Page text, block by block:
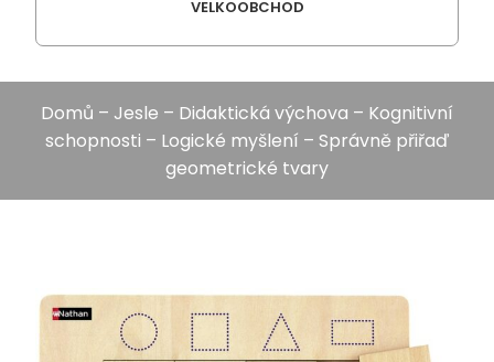
VELKOOBCHOD
Domů – Jesle – Didaktická výchova – Kognitivní
schopnosti – Logické myšlení – Správně přiřaď
geometrické tvary